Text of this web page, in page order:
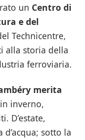
un Centro di
e del
Technicentre,
alla storia della
ferroviaria.
merita
inverno,
D’estate,
sotto la